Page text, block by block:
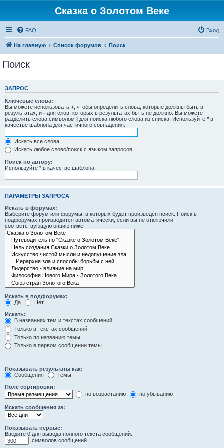
Сказка о Золотом Веке
FAQ Вход
На главную Список форумов Поиск
Поиск
ЗАПРОС
Ключевые слова:
Вы можете использовать + , чтобы определить слова, которые должны быть в
результатах, и - для слов, которых в результатах быть не должно. Вы можете
разделить слова символом | для поиска любого слова из списка. Используйте * в
качестве шаблона для частичного совпадения.
Искать все слова
Искать любое слово/поиск с языком запросов
Поиск по автору:
Используйте * в качестве шаблона.
ПАРАМЕТРЫ ЗАПРОСА
Искать в форумах:
Выберите форум или форумы, в которых будет произведён поиск. Поиск в
подфорумах производится автоматически, если вы не отключили
соответствующую опцию ниже.
Искать в подфорумах:
Да
Нет
Искать:
В названиях тем и текстах сообщений
Только в текстах сообщений
Только по названию темы
Только в первом сообщении темы
Показывать результаты как:
Сообщения
Темы
Поле сортировки:
по возрастанию
по убыванию
Искать сообщения за:
Показывать первые:
Введите 0 для вывода полного текста сообщений.
символов сообщений